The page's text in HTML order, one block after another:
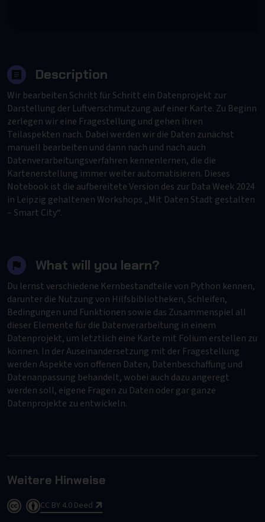
Description
Wir bearbeiten Schritt für Schritt ein Datenprojekt zur
Darstellung der Luftverschmutzung auf einer Karte. Zu Beginn
zerlegen wir eine Fragestellung und gehen ihren
Teilaspekten nach. Dabei werden wir die Daten zunächst
manuell bearbeiten und dann nach und nach auch
Datenverarbeitungsverfahren kennenlernen, die die
Kartenerstellung immer weiter automatisieren. Dieses
Notebook ist die aufbereitete Version des zur Data Week 2024
in Leipzig gehaltenen Workshops „Mit Daten Stadt gestalten
– Smart City“.
What will you learn?
Du lernst verschiedene Kernbestandteile von Python kennen,
darunter die Nutzung von Hilfsbibliotheken, Schleifen,
Bedingungen und Funktionen sowie das Zusammenspiel all
dieser Elemente für die Datenverarbeitung in einem
Datenprojekt, um letztlich eine Karte mit Folium erstellen zu
können. In der Auseinandersetzung mit der Fragestellung
werden Aspekte von offenen Daten, Datenbeschaffung und
Datenanpassung behandelt, wobei auch dazu angeregt
werden soll, eigene Fragen zu Daten oder gar ganze
Datenprojekte zu entwickeln.
Weitere Hinweise
License:
CC BY 4.0 Deed